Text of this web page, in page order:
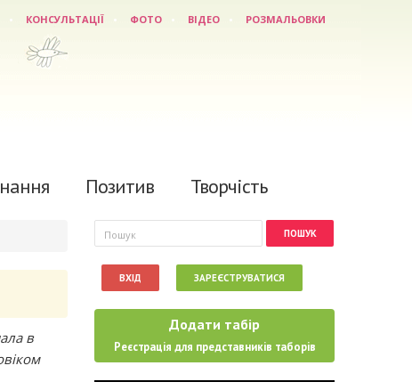
КОНСУЛЬТАЦІЇ ФОТО ВІДЕО РОЗМАЛЬОВКИ
Позитив Творчість
в
Пошукова форма
Пошук
ВХІД ЗАРЕЄСТРУВАТИСЯ
Додати табір
Реєстрація для представників таборів